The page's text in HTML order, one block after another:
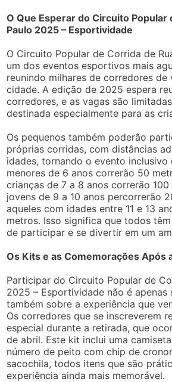
O Que Esperar do Circuito Popular
Paulo 2025 – Esportividade
O Circuito Popular de Corrida de
um dos eventos esportivos mais
reunindo milhares de corredores de
cidade. A edição de 2025 espera
corredores, e as vagas são
destinada especialmente para as
Os pequenos também poderão
próprias corridas, com distâncias
idades, tornando o evento inclusivo
menores de 6 anos correrão 50
crianças de 7 a 8 anos correrão
jovens de 9 a 10 anos percorrerão
aqueles com idades entre 11 e 13
metros. Isso significa que todos
de participar e se divertir em um
Os Kits e as Comemorações Após
Participar do Circuito Popular de
2025 – Esportividade não é apenas
também sobre a experiência que
Os corredores que se inscreverem
especial durante a retirada, que
de abril. Este kit inclui uma
número de peito com chip de
sacochila, todos itens que são
experiência ainda mais memorável.